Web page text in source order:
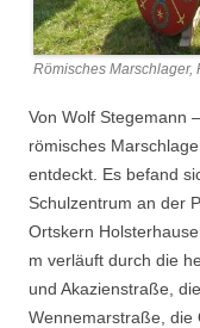
Römisches Marschlager,
Von Wolf Stegemann
römisches
entdeckt. Es befand
Schulzentrum an der
Ortskern
m verläuft durch die
und Akazienstraße,
Wennemarstraße, die